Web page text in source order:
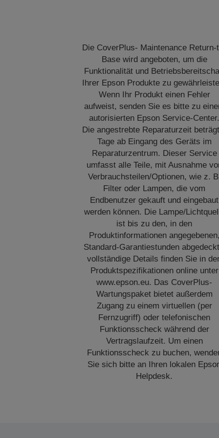
Die CoverPlus- Maintenance Return-
Base wird angeboten, um die
Funktionalität und
Ihrer Epson Produkte zu
Wenn Ihr Produkt einen Fehler
aufweist, senden Sie es bitte zu
autorisierten Epson Service-Center.
Die angestrebte Reparaturzeit
Tage ab Eingang des Geräts im
Reparaturzentrum. Dieser Service
umfasst alle Teile, mit Ausnahme
Verbrauchsteilen/Optionen, wie z.
Filter oder Lampen, die vom
Endbenutzer gekauft und eingebaut
werden können. Die Lampe/
ist bis zu den, in den
Produktinformationen angegebenen,
Standard-Garantiestunden
vollständige Details finden Sie in
Produktspezifikationen online unter
www.epson.eu. Das CoverPlus-
Wartungspaket bietet außerdem
Zugang zu einem virtuellen (per
Fernzugriff) oder telefonischen
Funktionsscheck während der
Vertragslaufzeit. Um einen
Funktionsscheck zu buchen,
Sie sich bitte an Ihren lokalen
Helpdesk.